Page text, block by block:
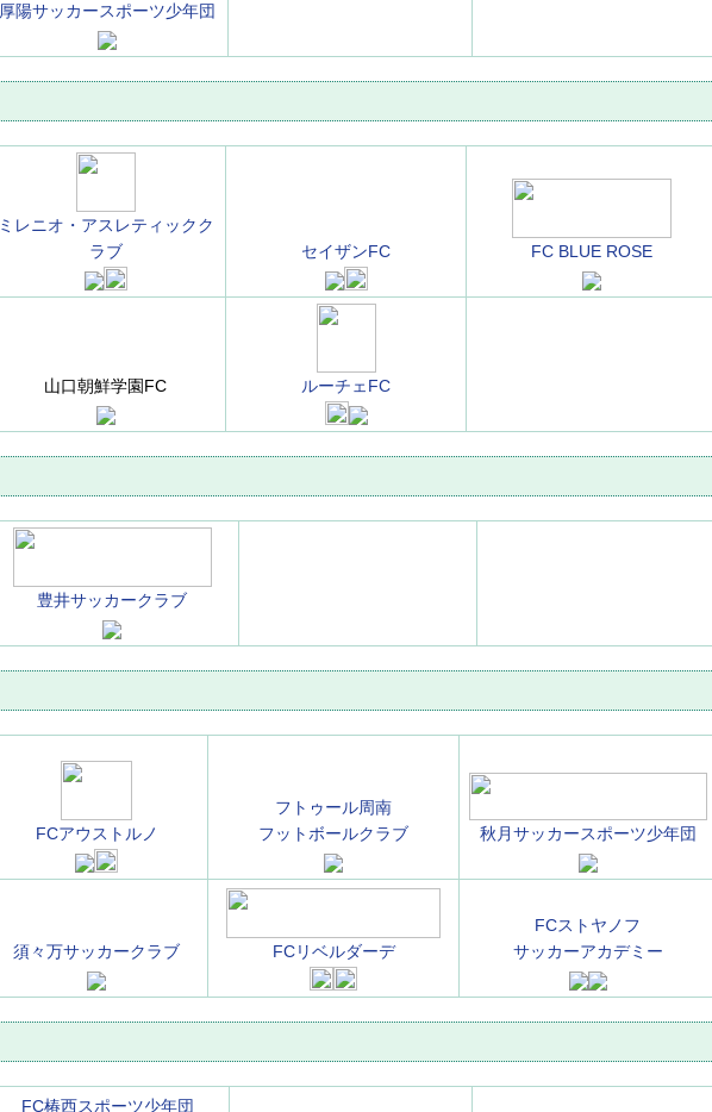
厚陽サッカースポーツ少年団
ミレニオ・アスレティックク
ラブ
セイザンFC FC BLUE ROSE
山口朝鮮学園FC ルーチェFC
豊井サッカークラブ
FCアウストルノ
フトゥール周南
フットボールクラブ
秋月サッカースポーツ少年団
須々万サッカークラブ FCリベルダーデ
FCストヤノフ
サッカーアカデミー
FC椿西スポーツ少年団